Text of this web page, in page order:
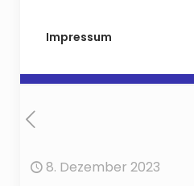
Impressum
8. Dezember 2023